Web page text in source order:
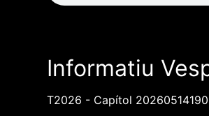
Informatiu
T2026 - Capítol